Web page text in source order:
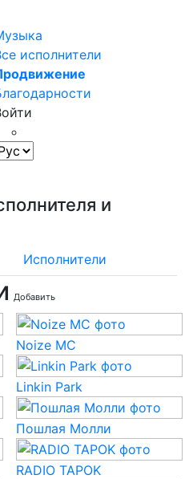
исполнители
и
Исполнители
Добавить
Noize MC
Linkin Park
Пошлая Молли
RADIO TAPOK